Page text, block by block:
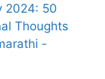
2024: 50
Thoughts
-